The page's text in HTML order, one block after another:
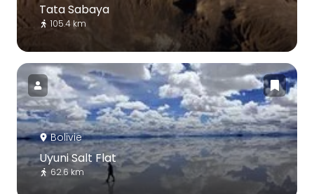
Tata Sabaya
105.4 km
Bolivie
Uyuni Salt Flat
62.6 km